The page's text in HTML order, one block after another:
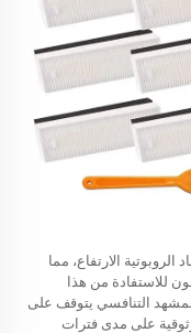
الارتفاع، مما
للاستفادة من هذا
التنافسي يتوقف على
على مدى فترات